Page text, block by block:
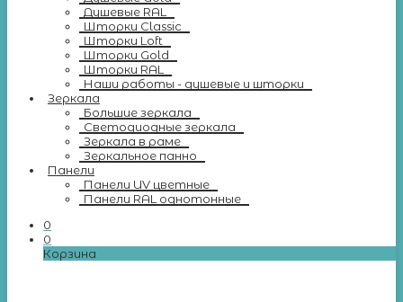
Душевые RAL
Шторки Classic
Шторки Loft
Шторки Gold
Шторки RAL
Наши работы - душевые и шторки
Зеркала
Большие зеркала
Светодиодные зеркала
Зеркала в раме
Зеркальное панно
Панели
Панели UV цветные
Панели RAL однотонные
0
0
Корзина